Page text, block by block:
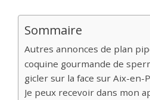
Sommaire
Autres annonces de plan
coquine gourmande de
gicler sur la face sur Aix-en-
Je peux recevoir dans mon